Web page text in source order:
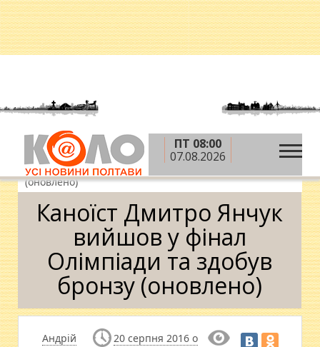
ПТ 08:00
07.08.2026
Головна » Новини » Спорт »Каноїст Дмитро
Янчук вийшов у фінал Олімпіади та здобув бронзу
(оновлено)
Каноїст Дмитро Янчук
вийшов у фінал
Олімпіади та здобув
бронзу (оновлено)
Андрій
20 серпня 2016 о